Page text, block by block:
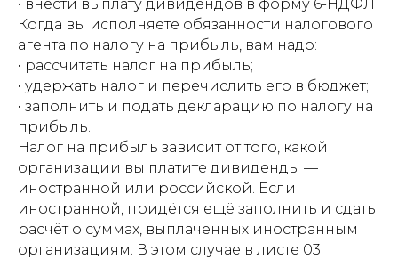
• внести выплату дивидендов в форму 6-НДФЛ
Когда вы исполняете обязанности налогового
агента по налогу на прибыль, вам надо:
• рассчитать налог на прибыль;
• удержать налог и перечислить его в бюджет;
• заполнить и подать декларацию по налогу на
прибыль.
Налог на прибыль зависит от того, какой
организации вы платите дивиденды —
иностранной или российской. Если
иностранной, придётся ещё заполнить и сдать
расчёт о суммах, выплаченных иностранным
организациям. В этом случае в листе 03